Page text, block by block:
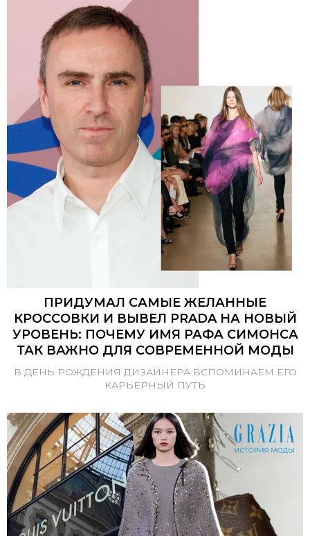
ПРИДУМАЛ САМЫЕ ЖЕЛАННЫЕ
КРОССОВКИ И ВЫВЕЛ PRADA НА НОВЫЙ
УРОВЕНЬ: ПОЧЕМУ ИМЯ РАФА СИМОНСА
ТАК ВАЖНО ДЛЯ СОВРЕМЕННОЙ МОДЫ
В ДЕНЬ РОЖДЕНИЯ ДИЗАЙНЕРА ВСПОМИНАЕМ ЕГО
КАРЬЕРНЫЙ ПУТЬ